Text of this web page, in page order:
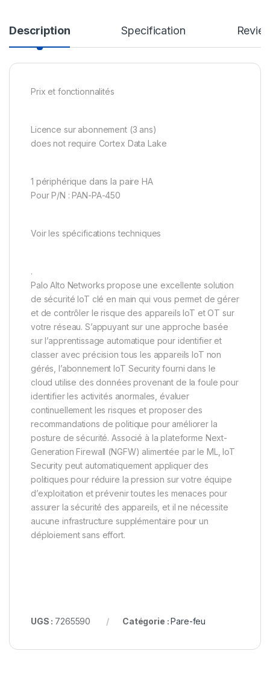
Description Specification
Prix et fonctionnalités
Licence sur abonnement (3 ans)
does not require Cortex Data Lake
1 périphérique dans la paire HA
Pour P/N : PAN-PA-450
Voir les spécifications techniques
.
Palo Alto Networks propose une excellente solution
de sécurité IoT clé en main qui vous permet de gérer
et de contrôler le risque des appareils IoT et OT sur
votre réseau. S’appuyant sur une approche basée
sur l’apprentissage automatique pour identifier et
classer avec précision tous les appareils IoT non
gérés, l’abonnement IoT Security fourni dans le
cloud utilise des données provenant de la foule pour
identifier les activités anormales, évaluer
continuellement les risques et proposer des
recommandations de politique pour améliorer la
posture de sécurité. Associé à la plateforme Next-
Generation Firewall (NGFW) alimentée par le ML, IoT
Security peut automatiquement appliquer des
politiques pour réduire la pression sur votre équipe
d’exploitation et prévenir toutes les menaces pour
assurer la sécurité des appareils, et il ne nécessite
aucune infrastructure supplémentaire pour un
déploiement sans effort.
UGS : 7265590 Catégorie :Pare-feu